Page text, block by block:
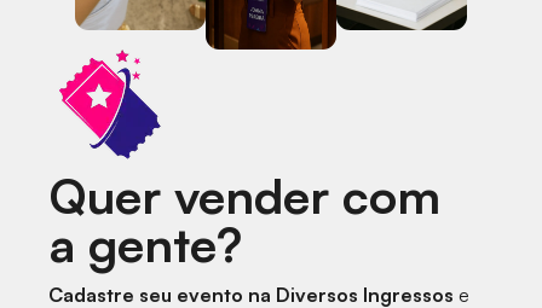
Quer vender com
a gente?
Cadastre seu evento na Diversos Ingressos e